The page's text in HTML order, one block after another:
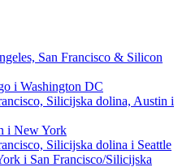
San Francisco & Silicon
i Washington DC
Silicijska dolina, Austin i
i New York
Silicijska dolina i Seattle
i San Francisco/Silicijska